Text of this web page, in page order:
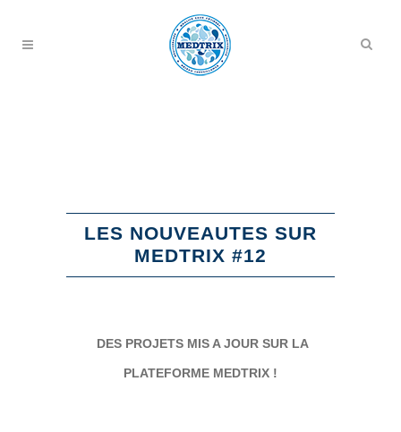
LES NOUVEAUTES SUR
MEDTRIX #12
DES PROJETS MIS A JOUR SUR LA
PLATEFORME MEDTRIX !